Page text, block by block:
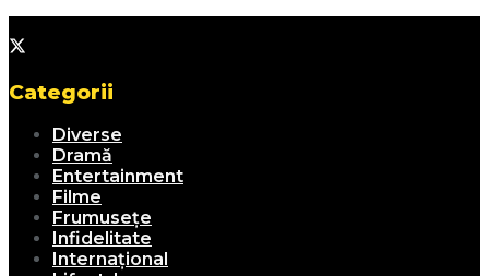
Categorii
Diverse
Dramă
Entertainment
Filme
Frumusețe
Infidelitate
Internațional